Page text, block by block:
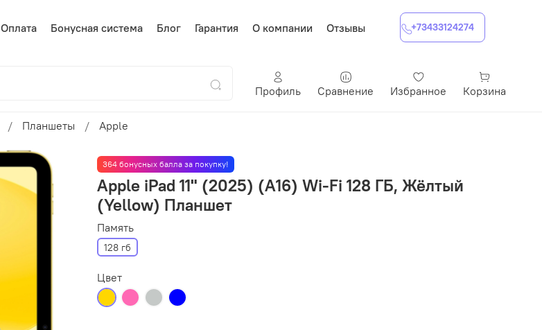
Оплата Бонусная система Блог Гарантия О компании Отзывы +73433124274
Профиль Сравнение Избранное Корзина
Планшеты Apple
364 бонусных балла за покупку!
Apple iPad 11" (2025) (A16) Wi-Fi 128 ГБ, Жёлтый
(Yellow) Планшет
Память
128 гб
Цвет